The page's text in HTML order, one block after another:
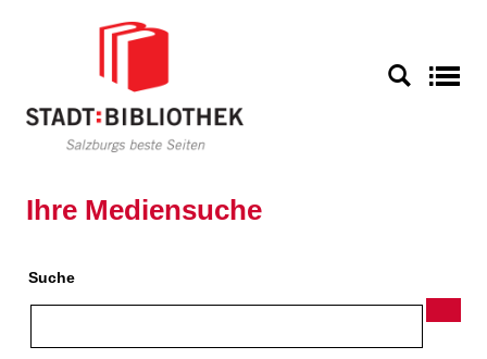
Ihre Mediensuche
Suche